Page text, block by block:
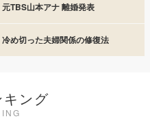
元TBS山本アナ 離婚発表
冷め切った夫婦関係の修復法
ング